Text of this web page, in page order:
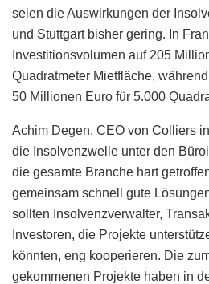
seien die Auswirkungen der
und Stuttgart bisher gering. In
Investitionsvolumen auf 205
Quadratmeter Mietfläche,
50 Millionen Euro für 5.000
Achim Degen, CEO von Colliers
die Insolvenzwelle unter den
die gesamte Branche hart
gemeinsam schnell gute
sollten Insolvenzverwalter,
Investoren, die Projekte
könnten, eng kooperieren. Die
gekommenen Projekte haben in